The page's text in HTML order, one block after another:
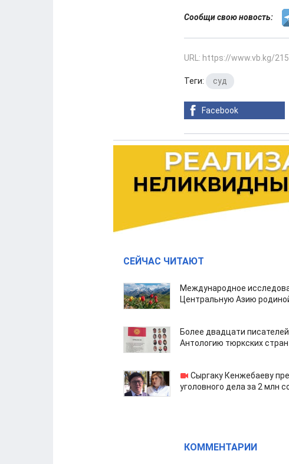
Сообщи свою новость:
URL: https://www.vb.kg/
Теги: суд
Facebook
СЕЙЧАС ЧИТАЮТ
Международное
Центральную Азию
Более двадцати
Антологию тюркских стран
Сыргаку Кенжебаеву
уголовного дела за 2 млн
КОММЕНТАРИИ